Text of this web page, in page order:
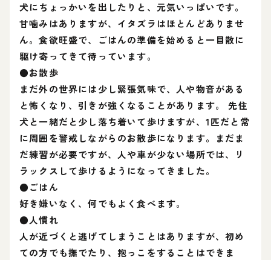
犬にちょっかいを出したりと、元気いっぱいです。
甘噛みはありますが、イタズラはほとんどありませ
ん。食欲旺盛で、ごはんの準備を始めると一目散に
駆け寄ってきて待っています。
●お散歩
まだ外の世界には少し緊張気味で、人や物音がある
と怖くなり、引きが強くなることがあります。 先住
犬と一緒だと少し落ち着いて歩けますが、1匹だと常
に周囲を警戒しながらのお散歩になります。まだま
だ練習が必要ですが、人や車が少ない場所では、リ
ラックスして歩けるようになってきました。
●ごはん
好き嫌いなく、何でもよく食べます。
●人慣れ
人が近づくと逃げてしまうことはありますが、初め
ての方でも撫でたり、抱っこをすることはできま